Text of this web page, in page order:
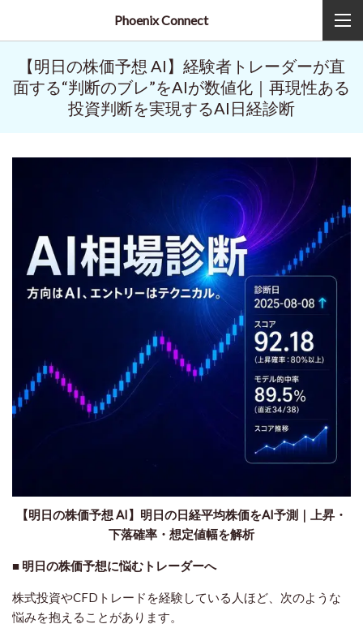
Phoenix Connect
【明日の株価予想 AI】経験者トレーダーが直
面する“判断のブレ”をAIが数値化｜再現性ある
投資判断を実現するAI日経診断
【明日の株価予想 AI】明日の日経平均株価をAI予測｜上昇・
下落確率・想定値幅を解析
■ 明日の株価予想に悩むトレーダーへ
株式投資やCFDトレードを経験している人ほど、次のような
悩みを抱えることがあります。